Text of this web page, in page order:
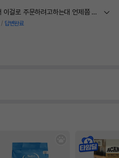
점보사이즈는 너무 큰거 같아서 이걸로 주문하려고하는대 언제쯤 재입고되나요?
답변완료